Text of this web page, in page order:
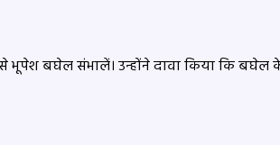
बघेल संभालें। उन्होंने दावा किया कि बघेल